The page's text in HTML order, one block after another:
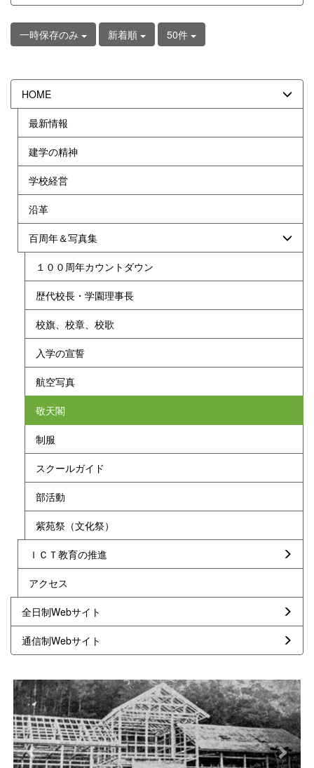
一時保存のみ 新着順 50件
HOME
最新情報
建学の精神
学校経営
沿革
百周年＆写真集
１００周年カウントダウン
歴代校長・学園理事長
校旗、校章、校歌
入学の宣誓
航空写真
敬天閣
制服
スクールガイド
部活動
紫苑祭（文化祭）
ＩＣＴ教育の推進
アクセス
全日制Webサイト
通信制Webサイト
p
r
e
v
n
e
x
t